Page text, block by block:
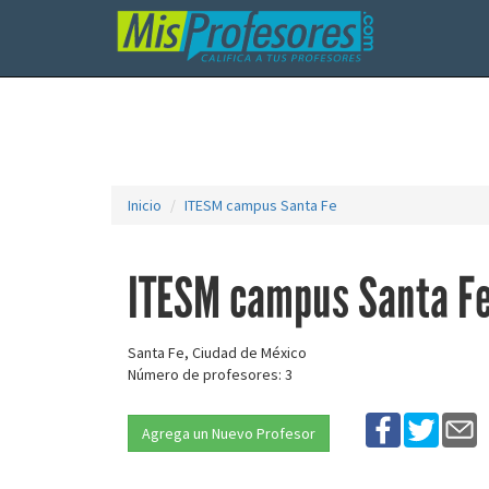
Inicio ITESM campus Santa Fe
ITESM campus Santa
Santa Fe, Ciudad de México
Número de profesores: 3
Agrega un Nuevo Profesor